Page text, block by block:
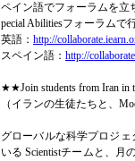
ペイン語でフォーラムを立
pecial Abilitiesフォーラムで
英語： http://
スペイン語： http://
★★Join students from Iran in
（イランの生徒たちと、
グローバルな科学プロジ
いる Scientistチームと、